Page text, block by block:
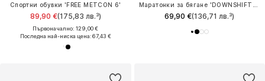
Спортни обувки 'FREE METCON 6'
89,90 €(175,83 лв.³)
Първоначално: 129,00 €
Последна най-ниска цена:67,43 €
69,90 €(136,71 лв.³)